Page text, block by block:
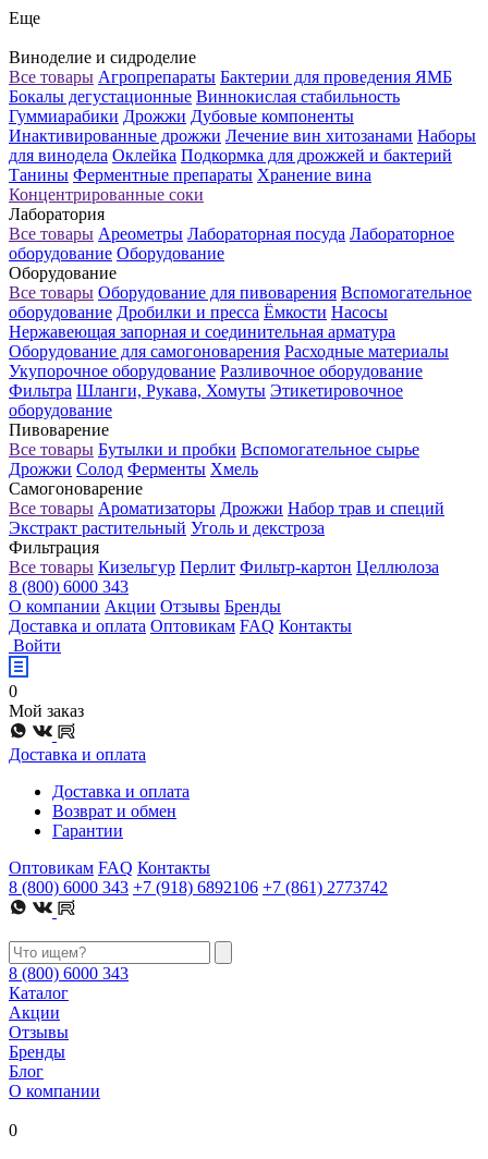
Еще
Виноделие и сидроделие
Все товары Агропрепараты Бактерии для проведения ЯМБ
Бокалы дегустационные Виннокислая стабильность
Гуммиарабики Дрожжи Дубовые компоненты
Инактивированные дрожжи Лечение вин хитозанами Наборы
для винодела Оклейка Подкормка для дрожжей и бактерий
Танины Ферментные препараты Хранение вина
Концентрированные соки
Лаборатория
Все товары Ареометры Лабораторная посуда Лабораторное
оборудование Оборудование
Оборудование
Все товары Оборудование для пивоварения Вспомогательное
оборудование Дробилки и пресса Ёмкости Насосы
Нержавеющая запорная и соединительная арматура
Оборудование для самогоноварения Расходные материалы
Укупорочное оборудование Разливочное оборудование
Фильтра Шланги, Рукава, Хомуты Этикетировочное
оборудование
Пивоварение
Все товары Бутылки и пробки Вспомогательное сырье
Дрожжи Солод Ферменты Хмель
Самогоноварение
Все товары Ароматизаторы Дрожжи Набор трав и специй
Экстракт растительный Уголь и декстроза
Фильтрация
Все товары Кизельгур Перлит Фильтр-картон Целлюлоза
8 (800) 6000 343
О компании Акции Отзывы Бренды
Доставка и оплата Оптовикам FAQ Контакты
Войти
0
Мой заказ
Доставка и оплата
Доставка и оплата
Возврат и обмен
Гарантии
Оптовикам FAQ Контакты
8 (800) 6000 343 +7 (918) 6892106 +7 (861) 2773742
8 (800) 6000 343
Каталог
Акции
Отзывы
Бренды
Блог
О компании
0